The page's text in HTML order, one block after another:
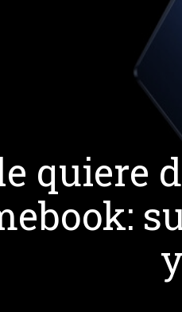
quiere